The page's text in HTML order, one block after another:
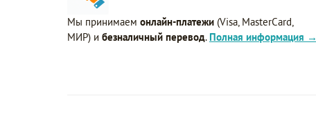
Мы принимаем онлайн-платежи (Visa, MasterCard,
МИР) и безналичный перевод. Полная информация →